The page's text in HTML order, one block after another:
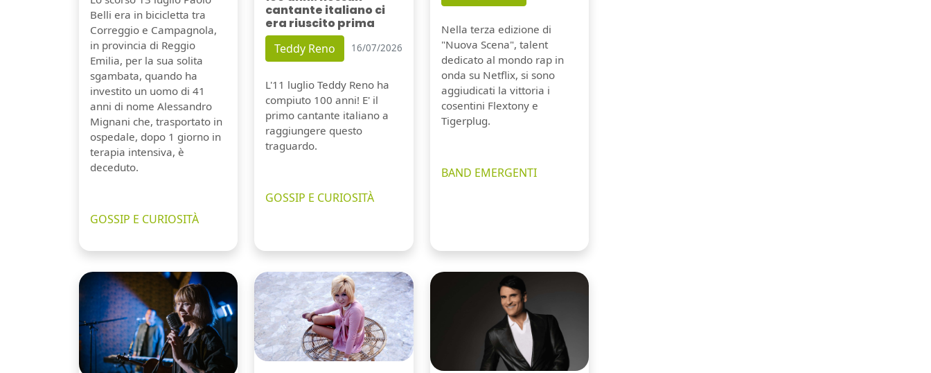
Belli era in bicicletta tra
Correggio e Campagnola,
in provincia di Reggio
Emilia, per la sua solita
sgambata, quando ha
investito un uomo di 41
anni di nome Alessandro
Mignani che, trasportato in
ospedale, dopo 1 giorno in
terapia intensiva, è
deceduto.
GOSSIP E CURIOSITÀ
cantante italiano ci
era riuscito prima
Teddy Reno 16/07/2026
L'11 luglio Teddy Reno ha
compiuto 100 anni! E' il
primo cantante italiano a
raggiungere questo
traguardo.
GOSSIP E CURIOSITÀ
Nella terza edizione di
"Nuova Scena", talent
dedicato al mondo rap in
onda su Netflix, si sono
aggiudicati la vittoria i
cosentini Flextony e
Tigerplug.
BAND EMERGENTI